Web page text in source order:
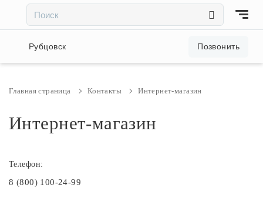
Акции и скидки
Настольные лампы
Рубцовск Позвонить
Главная страница Контакты Интернет-магазин
Интернет-магазин
Телефон:
8 (800) 100-24-99
××